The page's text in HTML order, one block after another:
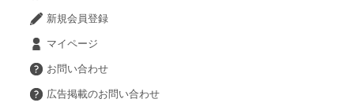
新規会員登録
マイページ
お問い合わせ
広告掲載のお問い合わせ